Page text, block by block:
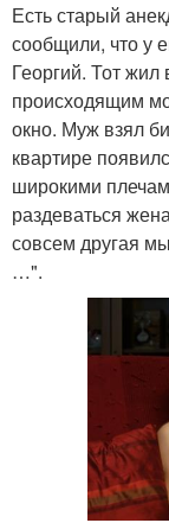
Есть старый
сообщили, что у
Георгий. Тот
происходящим
окно. Муж взял
квартире
широкими
раздеваться
совсем другая
…".